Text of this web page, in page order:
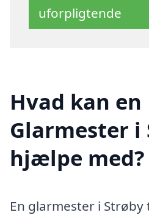
uforpligtende
Hvad kan en
Glarmester i
hjælpe med?
En glarmester i